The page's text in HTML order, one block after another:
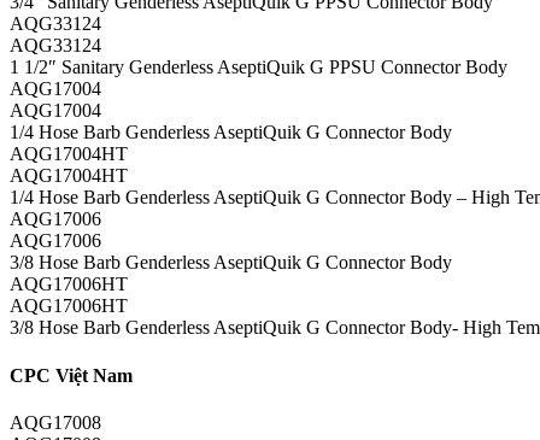
AQG33124
AQG33124
1 1/2″ Sanitary Genderless AseptiQuik G PPSU Connector Body
AQG17004
AQG17004
1/4 Hose Barb Genderless AseptiQuik G Connector Body
AQG17004HT
AQG17004HT
1/4 Hose Barb Genderless AseptiQuik G Connector Body – High
AQG17006
AQG17006
3/8 Hose Barb Genderless AseptiQuik G Connector Body
AQG17006HT
AQG17006HT
3/8 Hose Barb Genderless AseptiQuik G Connector Body- High
CPC Việt Nam
AQG17008